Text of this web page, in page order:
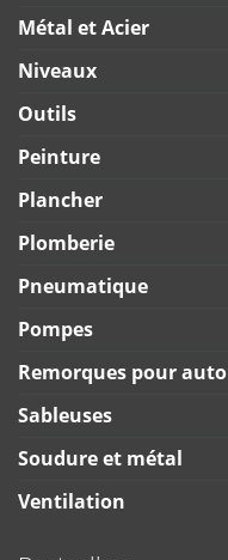
Métal et Acier
Niveaux
Outils
Peinture
Plancher
Plomberie
Pneumatique
Pompes
Remorques pour auto
Sableuses
Soudure et métal
Ventilation